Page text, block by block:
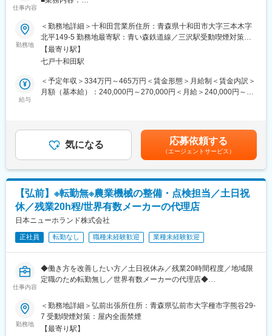
関係」が大切です。
◎未経験から安心スタート
入社後は段階的に育成します。
・商品研修（基礎から学べる）
・先輩との同行営業
→約半年で独り立ち
→個人のペースに合わせてフォロー
・創業70年以上
◎働きやすさも重視
★年間休日125日
★土日祝休み
★残業月20h程度
★有給も取りやすい
■こんな方におすすめ
・接客・販売・飲食など人と接する仕事をしてきた
・数字に追われる営業に疲れた
・地元で安定して働きたい
■当社について：
・創業70年以上、JA・全農との安定取引を続ける農業資材メーカ
ーです。
仕事内容
ム株式会社ワキタのグループの当社にて、既に契約のあるお客様
を中心とした提案営業をお任せします。
◆営業手法
・お客様は主に地元の土木・建設関連会社様になります。
1人当たり約10～20社程度を担当して頂きます。
・担当エリアは各事業所から1時間圏内で、業務には社用車を使用
・ 基本的には先輩社員によるOJTにて業務を学んで頂きます。一
緒に業務を行っていきながら覚えて頂きます。また、取引先メー
カー様による講習会の開催も実施しております。
・完全週休２日制（土曜・日曜）で月平均残業時間も10～20時間
とライフワークバランスを充実させられる環境です。
・必要な資格取得に掛かる費用は会社が負担します。ご自身のキ
ャリア形成に活用頂けます。
・社内研修(ビジネスマナー研修・外部研修)やOJTを通して、社員
のスキル向上を図っております。
変更の範囲：会社の定める業務
勤務地
＜勤務地詳細＞十和田営業所住所：青森県十和田市大字三本木字
北平149-5 勤務地最寄駅：青い森鉄道線／三沢駅受動喫煙対策：
敷地内喫煙可能場所あり変更の範囲：会社の定める事業所
【最寄り駅】
七戸十和田駅
給与
＜予定年収＞334万円～465万円＜賃金形態＞月給制＜賃金内訳＞
月額（基本給）：240,000円～270,000円＜月給＞240,000円～
等により決定いたします。賃金はあくまでも目安の金額であり、
選考を通じて上下する可能性があります。月給(月額)は固定手当を
含めた表記です。
気になる 応募依頼する
（エージェントサービス）
【弘前】※転勤無※農業機械の整備・点検担当／土日祝
休／残業20h程/世界有数メーカーの代理店
日本ニューホランド株式会社
正社員 転勤なし 職種未経験歓迎 業種未経験歓迎
仕事内容
◆働き方を改善したい方／土日祝休み／残業20時間程度／地域限
定職のため転勤無し／世界有数メーカーの代理店◆
トラクター等の農業機械の組み立て・点検・整備業務をご担当い
ただきます。営業所の工場内または、お客様のお宅に伺い、農業
機械の修理や点検を行っていただきます。
勤務地
＜勤務地詳細＞弘前出張所住所：青森県弘前市大字種市字熊谷29‐
7 受動喫煙対策：屋内全面禁煙
【最寄り駅】